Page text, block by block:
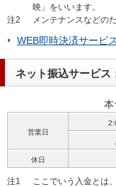
映」をいいます。
注2
メンテナンスなどの
WEB即時決済サービス
ネット振込サービス
本
営業日
休日
注1
ここでいう入金とは